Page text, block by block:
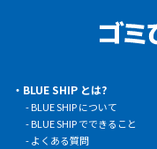
BLUE SHIP とは?
BLUE SHIP について
BLUE SHIP でできること
よくある質問